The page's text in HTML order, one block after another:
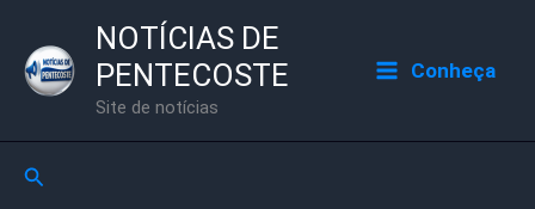
para
NOTÍCIAS DE
PENTECOSTE
Site de notícias
Conheça
Pesquisar